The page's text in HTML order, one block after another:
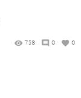
758 0 0